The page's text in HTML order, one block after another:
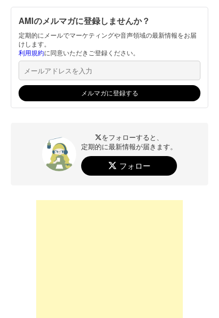
AMIのメルマガに登録しませんか？
定期的にメールでマーケティングや音声領域の最新情報をお届
けします。
利用規約に同意いただきご登録ください。
をフォローすると、
定期的に最新情報が届きます。
フォロー